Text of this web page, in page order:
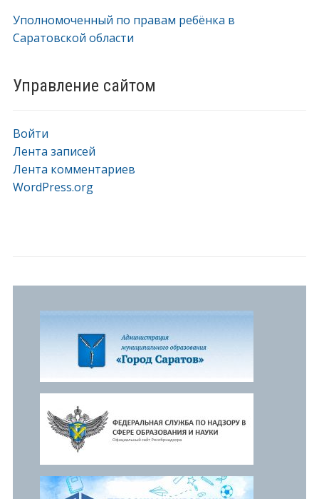
Уполномоченный по правам ребёнка в
Саратовской области
Управление сайтом
Войти
Лента записей
Лента комментариев
WordPress.org